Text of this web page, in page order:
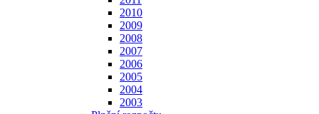
2010
2009
2008
2007
2006
2005
2004
2003